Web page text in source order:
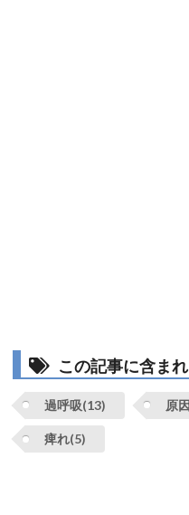
この記事に含ま
過呼吸(13) 原
痺れ(5)